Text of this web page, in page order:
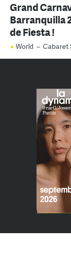
Grand
Barranquilla
de Fiesta !
World – Cabaret